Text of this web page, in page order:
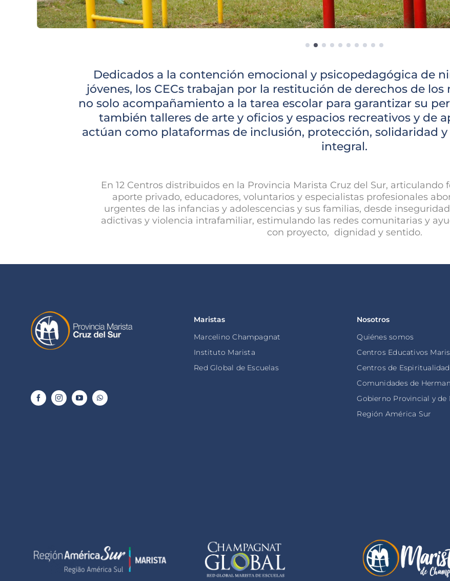
Dedicados a la contención emocional y psicopedagógica de
jóvenes, los CECs trabajan por la restitución de derechos de
no solo acompañamiento a la tarea escolar para garantizar su
también talleres de arte y oficios y espacios recreativos y de
actúan como plataformas de inclusión, protección, solidaridad
integral.
En 12 Centros distribuidos en la Provincia Marista Cruz del Sur, articulando
aporte privado, educadores, voluntarios y especialistas profesionales
urgentes de las infancias y adolescencias y sus familias, desde
adictivas y violencia intrafamiliar, estimulando las redes comunitarias y
con proyecto, dignidad y sentido.
Maristas
Marcelino Champagnat
Instituto Marista
Red Global de Escuelas
Nosotros
Quiénes somos
Centros Educativos
Centros de
Comunidades de
Gobierno Provincial y de
Región América Sur